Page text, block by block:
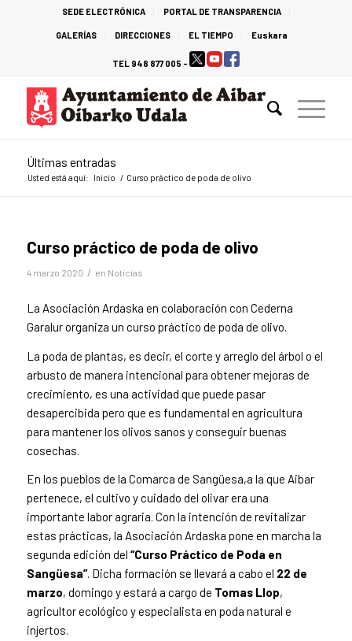
SEDE ELECTRÓNICA PORTAL DE TRANSPARENCIA
GALERÍAS DIRECCIONES EL TIEMPO Euskara
TEL 948 877 005 -
Últimas entradas
Usted está aquí: Inicio / Curso práctico de poda de olivo
Curso práctico de poda de olivo
4 marzo 2020 / en Noticias
La Asociación Ardaska en colaboración con Cederna
Garalur organiza un curso práctico de poda de olivo.
La poda de plantas, es decir, el corte y arreglo del árbol o el
arbusto de manera intencional para obtener mejoras de
crecimiento, es una actividad que puede pasar
desapercibida pero que es fundamental en agricultura
para mantener los olivos sanos y conseguir buenas
cosechas.
En los pueblos de la Comarca de Sangüesa,a la que Aibar
pertenece, el cultivo y cuidado del olivar era una
importante labor agraria. Con la intención de revitalizar
estas prácticas, la Asociación Ardaska pone en marcha la
segunda edición del “Curso Práctico de Poda en
Sangüesa”. Dicha formación se llevará a cabo el 22 de
marzo, domingo y estará a cargo de Tomas Llop,
agricultor ecológico y especialista en poda natural e
injertos.